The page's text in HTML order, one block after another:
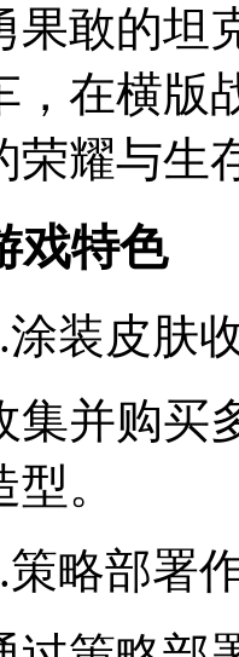
果敢的坦
，在横版
荣耀与生
戏特色
涂装皮肤
集并购买
型。
策略部署